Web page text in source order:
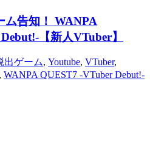
ム告知！ WANPA
【新人VTuber】
出ゲーム, Youtube, VTuber,
, WANPA QUEST7 -VTuber Debut!-